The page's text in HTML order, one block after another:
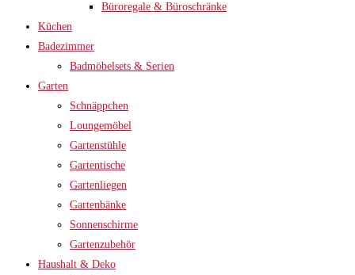
Büroregale & Büroschränke
Küchen
Badezimmer
Badmöbelsets & Serien
Garten
Schnäppchen
Loungemöbel
Gartenstühle
Gartentische
Gartenliegen
Gartenbänke
Sonnenschirme
Gartenzubehör
Haushalt & Deko